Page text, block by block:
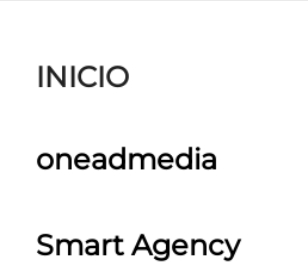
INICIO
oneadmedia
Smart Agency